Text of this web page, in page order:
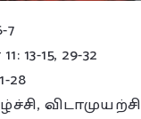
7
15, 29-32
28
விடாமுயற்சி